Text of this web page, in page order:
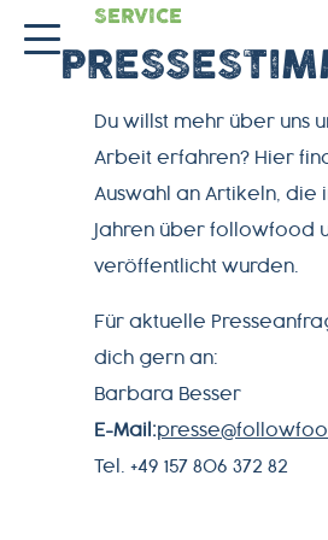
MAGAZIN
ÜBER
UNS
SERVICE
Du willst mehr über uns
Arbeit erfahren? Hier
Auswahl an Artikeln, die
Jahren über followfood
veröffentlicht wurden.
Für aktuelle
dich gern an:
Barbara Besser
E-Mail:
Tel. +49 157 806 372 82